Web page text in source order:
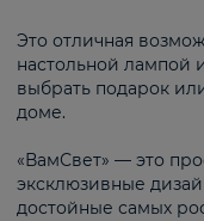
Это отличная
настольной лампой
выбрать подарок
доме.
«ВамСвет» — это
эксклюзивные
достойные самых